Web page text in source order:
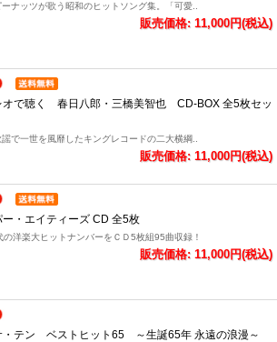
ナッツが歌う昭和のヒットソング集。「可愛..
販売価格: 11,000円(税込)
オで聴く 春日八郎・三橋美智也 CD-BOX 全5枚セッ
で一世を風靡したキングレコードの二大横綱..
販売価格: 11,000円(税込)
ー・エイティーズ CD 全5枚
の洋楽大ヒットナンバーをＣＤ5枚組95曲収録！
販売価格: 11,000円(税込)
・テン ベストヒット65 ～生誕65年 永遠の浪漫～